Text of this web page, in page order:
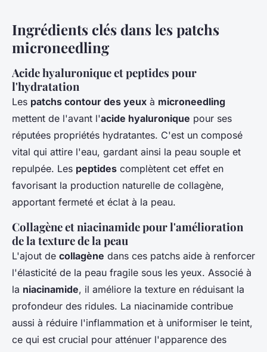
Ingrédients clés dans les patchs
microneedling
Acide hyaluronique et peptides pour
l'hydratation
Les patchs contour des yeux à microneedling
mettent de l'avant l'acide hyaluronique pour ses
réputées propriétés hydratantes. C'est un composé
vital qui attire l'eau, gardant ainsi la peau souple et
repulpée. Les peptides complètent cet effet en
favorisant la production naturelle de collagène,
apportant fermeté et éclat à la peau.
Collagène et niacinamide pour l'amélioration
de la texture de la peau
L'ajout de collagène dans ces patchs aide à renforcer
l'élasticité de la peau fragile sous les yeux. Associé à
la niacinamide, il améliore la texture en réduisant la
profondeur des ridules. La niacinamide contribue
aussi à réduire l'inflammation et à uniformiser le teint,
ce qui est crucial pour atténuer l'apparence des